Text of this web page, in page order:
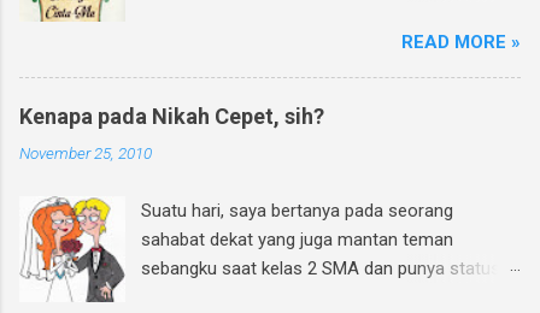
beredar di toko buku, termasuk di beberapa
toko buku online. Bagi yang mau tahu behind
the scene pembuatan novel yang di re-cover
dan re-publish ini, bisa baca curhatan Rhein di
sini . Again, my novel re-published! :D Untuk
Follow twitter @rheinfathia dan Like Fan Page
Rhein Fathia Twitpic cover novel " Jalan Menuju
Cinta-Mu " dan mention 2 temanmu untuk
READ MORE »
Kenapa pada Nikah Cepet, sih?
November 25, 2010
Suatu hari, saya bertanya pada seorang
sahabat dekat yang juga mantan teman
sebangku saat kelas 2 SMA dan punya status